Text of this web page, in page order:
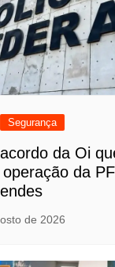
Segurança
da Oi
da
de 2026